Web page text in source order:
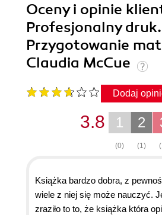
Oceny i opinie
Profesjonalny druk.
Przygotowanie
Claudia McCue
Dodaj
2
(1)
1
(0)
3.8
Książka bardzo dobra, z
wiele z niej się może nauczyć.
zraziło to to, że książka która